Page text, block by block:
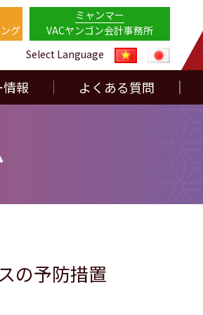
グ
ミャンマー
VACヤンゴン会計事務所
Select Language
報 よくある質問
の予防措置